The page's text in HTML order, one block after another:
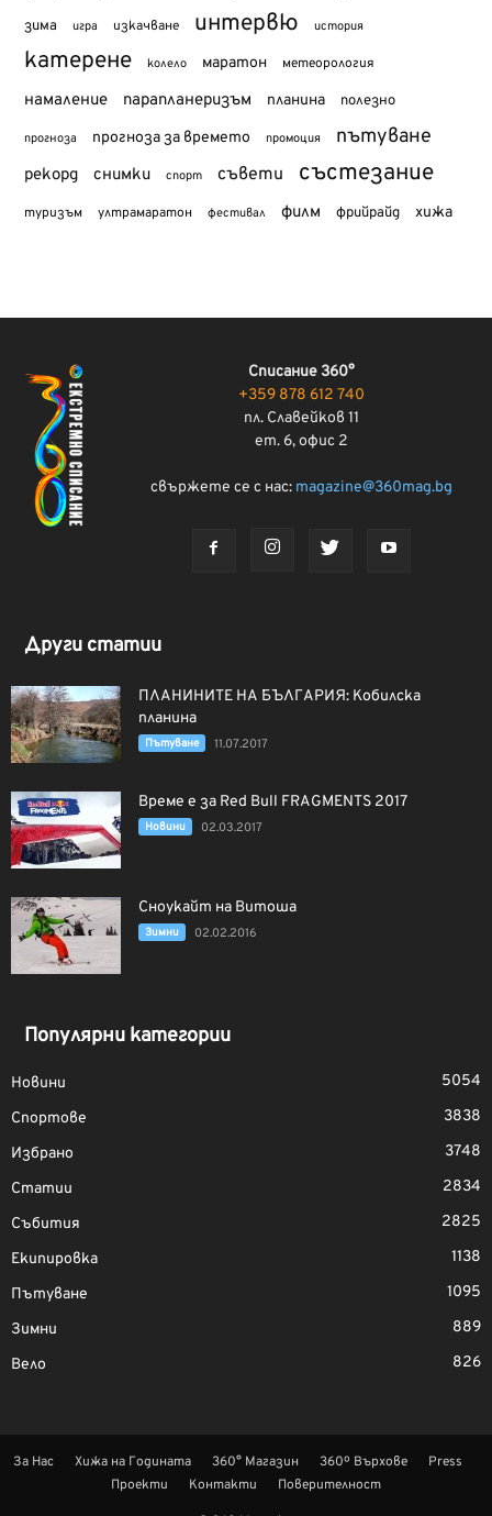
зима игра изкачване интервю история
катерене колело маратон метеорология
намаление парапланеризъм планина полезно
прогноза прогноза за времето промоция пътуване
рекорд снимки спорт съвети състезание
туризъм ултрамаратон фестивал филм фрийрайд хижа
Списание 360°
+359 878 612 740
пл. Славейков 11
ет. 6, офис 2
свържете се с нас: magazine@360mag.bg
Други статии
ПЛАНИНИТЕ НА БЪЛГАРИЯ: Кобилска
планина
Пътуване 11.07.2017
Време е за Red Bull FRAGMENTS 2017
Новини 02.03.2017
Сноукайт на Витоша
Зимни 02.02.2016
Популярни категории
Новини
5054
Спортове
3838
Избрано
3748
Статии
2834
Събития
2825
Екипировка
1138
Пътуване
1095
Зимни
889
Вело
826
За Нас Хижа на Годината 360° Магазин 360º Върхове
Press
Проекти
Контакти Поверителност